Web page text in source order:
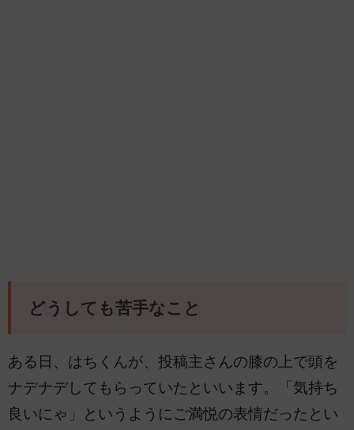
どうしても苦手なこと
ある日、はちくんが、投稿主さんの膝の上で頭を
ナデナデしてもらっていたといいます。「気持ち
良いにゃ」というようにご満悦の表情だったとい